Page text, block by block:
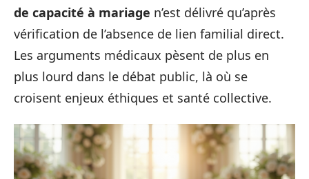
de capacité à mariage n’est délivré qu’après
vérification de l’absence de lien familial direct.
Les arguments médicaux pèsent de plus en
plus lourd dans le débat public, là où se
croisent enjeux éthiques et santé collective.